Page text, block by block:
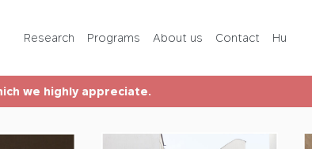
Research Programs About us Contact Hu
Contact
we highly appreciate.